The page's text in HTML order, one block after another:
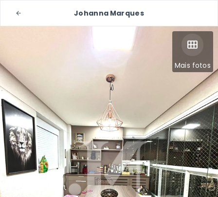
Johanna Marques
Mais fotos